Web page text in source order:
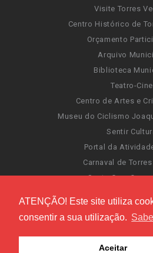
ATENÇÃO! Este site utiliza
consentir a sua utilização.
Aceitar
Visite Torres
Centro Histórico de
Orçamento
Arquivo
Biblioteca
Teatro-Cine
Centro de Artes e
Museu do Ciclismo
Sentir
Portal da
Carnaval de
Santa Cruz